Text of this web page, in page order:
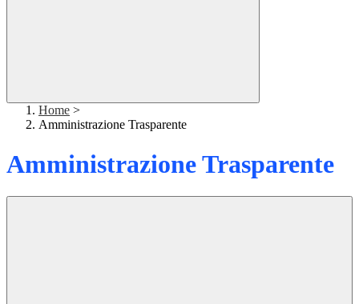
Home >
Amministrazione Trasparente
Amministrazione Trasparente